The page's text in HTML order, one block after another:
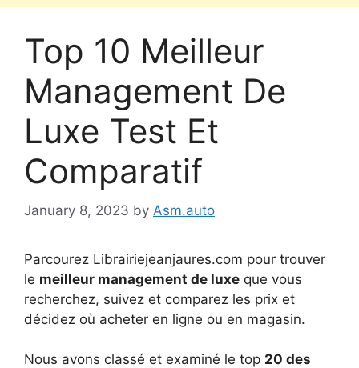
Top 10 Meilleur
Management De
Luxe Test Et
Comparatif
January 8, 2023 by Asm.auto
Parcourez Librairiejeanjaures.com pour trouver
le meilleur management de luxe que vous
recherchez, suivez et comparez les prix et
décidez où acheter en ligne ou en magasin.
Nous avons classé et examiné le top 20 des